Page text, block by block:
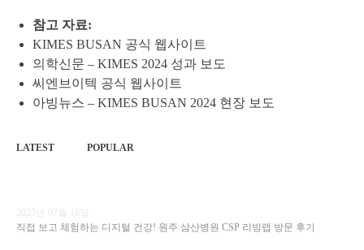
참고 자료:
KIMES BUSAN 공식 웹사이트
의학신문 – KIMES 2024 성과 보도
씨엔브이텍 공식 웹사이트
아빙뉴스 – KIMES BUSAN 2024 현장 보도
LATEST POPULAR
2025년 07월 16일
직접 보고 체험하는 디지털 건강! 원주 삼산병원 CSP 리빙랩 방문 후기